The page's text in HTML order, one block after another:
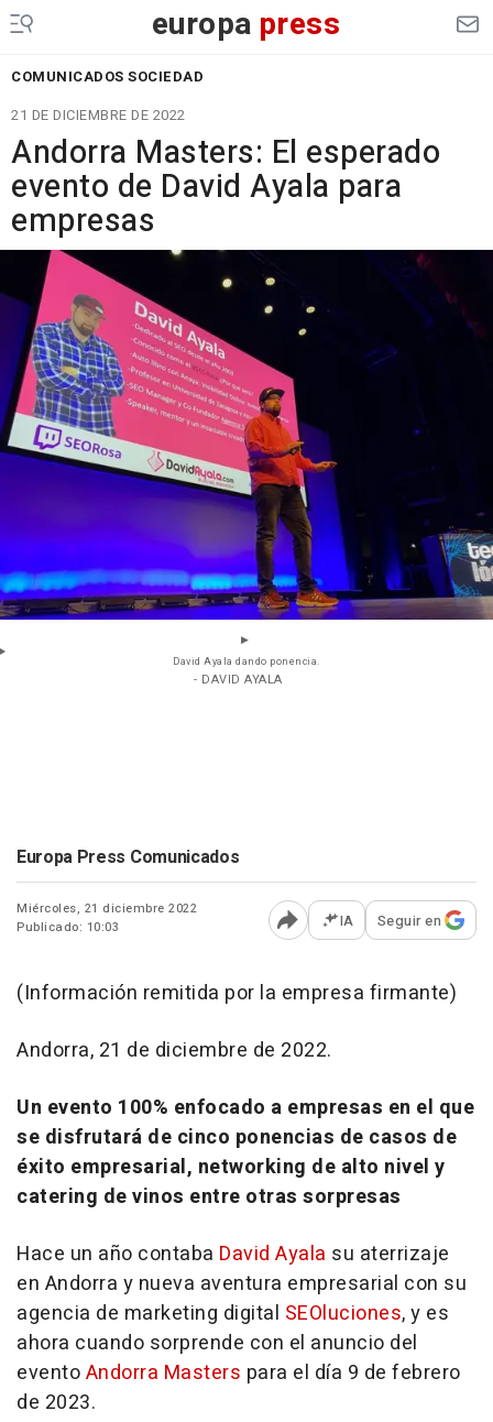
europa press
COMUNICADOS SOCIEDAD
21 DE DICIEMBRE DE 2022
Andorra Masters: El esperado
evento de David Ayala para
empresas
David Ayala dando ponencia.
- DAVID AYALA
Europa Press Comunicados
Miércoles, 21 diciembre 2022
Publicado: 10:03
Abrir opciones para
IA Seguir en
(Información remitida por la empresa firmante)
Andorra, 21 de diciembre de 2022.
Un evento 100% enfocado a empresas en el que
se disfrutará de cinco ponencias de casos de
éxito empresarial, networking de alto nivel y
catering de vinos entre otras sorpresas
Hace un año contaba David Ayala su aterrizaje
en Andorra y nueva aventura empresarial con su
agencia de marketing digital SEOluciones, y es
ahora cuando sorprende con el anuncio del
eventoAndorra Masters para el día 9 de febrero
de 2023.